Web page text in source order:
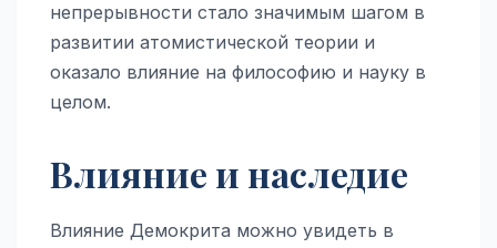
непрерывности стало значимым шагом в
развитии атомистической теории и
оказало влияние на философию и науку в
целом.
Влияние и наследие
Влияние Демокрита можно увидеть в